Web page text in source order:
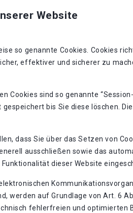
Website
so genannte Cookies. Cookies
effektiver und sicherer zu
Cookies sind so genannte
bis Sie diese löschen.
dass Sie über das Setzen von
ausschließen sowie das
dieser Website
werden auf Grundlage von Art. 6
fehlerfreien und optimierten